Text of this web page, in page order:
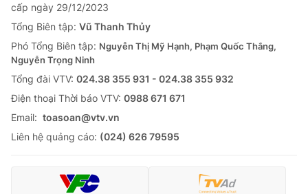
cấp ngày 29/12/2023
Tổng Biên tập: Vũ Thanh Thủy
Phó Tổng Biên tập: Nguyễn Thị Mỹ Hạnh, Phạm Quốc Thắng,
Nguyễn Trọng Ninh
Tổng đài VTV: 024.38 355 931 - 024.38 355 932
Ðiện thoại Thời báo VTV: 0988 671 671
Email: toasoan@vtv.vn
Liên hệ quảng cáo: (024) 626 79595